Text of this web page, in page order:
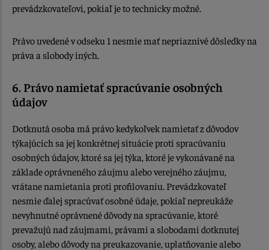
prevádzkovateľovi, pokiaľ je to technicky možné.
Právo uvedené v odseku 1 nesmie mať nepriaznivé dôsledky na
práva a slobody iných.
6. Právo namietať spracúvanie osobných
údajov
Dotknutá osoba má právo kedykoľvek namietať z dôvodov
týkajúcich sa jej konkrétnej situácie proti spracúvaniu
osobných údajov, ktoré sa jej týka, ktoré je vykonávané na
základe oprávneného záujmu alebo verejného záujmu,
vrátane namietania proti profilovaniu. Prevádzkovateľ
nesmie ďalej spracúvať osobné údaje, pokiaľ nepreukáže
nevyhnutné oprávnené dôvody na spracúvanie, ktoré
prevažujú nad záujmami, právami a slobodami dotknutej
osoby, alebo dôvody na preukazovanie, uplatňovanie alebo